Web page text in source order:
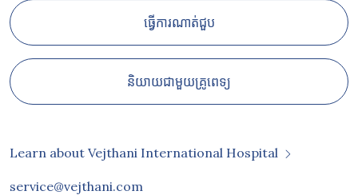
ធ្វើការណាត់ជួប
និយាយជាមួយគ្រូពេទ្យ
Learn about Vejthani International Hospital
service@vejthani.com